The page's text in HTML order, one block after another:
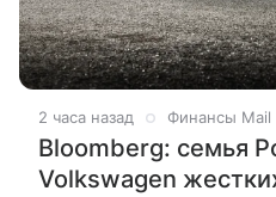
2 часа назад Финансы Mail
Bloomberg: семья
Volkswagen